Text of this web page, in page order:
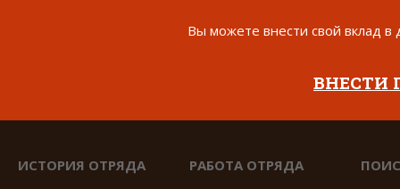
Вы можете внести свой вклад в
ВНЕСТИ
ИСТОРИЯ ОТРЯДА РАБОТА ОТРЯДА